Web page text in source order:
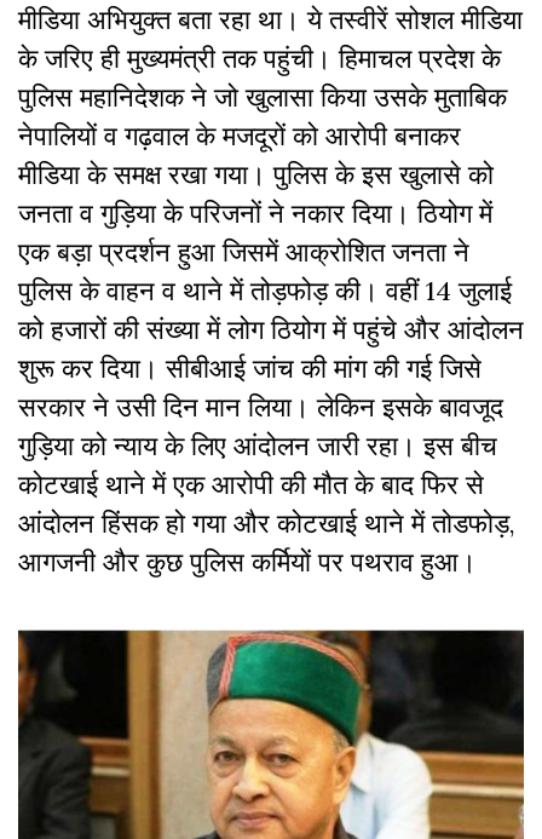
मीडिया अभियुक्त बता रहा था। ये तस्वीरें सोशल मीडिया
के जरिए ही मुख्यमंत्री तक पहुंची। हिमाचल प्रदेश के
पुलिस महानिदेशक ने जो खुलासा किया उसके मुताबिक
नेपालियों व गढ़वाल के मजदूरों को आरोपी बनाकर
मीडिया के समक्ष रखा गया। पुलिस के इस खुलासे को
जनता व गुड़िया के परिजनों ने नकार दिया। ठियोग में
एक बड़ा प्रदर्शन हुआ जिसमें आक्रोशित जनता ने
पुलिस के वाहन व थाने में तोड़फोड़ की। वहीं 14 जुलाई
को हजारों की संख्या में लोग ठियोग में पहुंचे और आंदोलन
शुरू कर दिया। सीबीआई जांच की मांग की गई जिसे
सरकार ने उसी दिन मान लिया। लेकिन इसके बावजूद
गुड़िया को न्याय के लिए आंदोलन जारी रहा। इस बीच
कोटखाई थाने में एक आरोपी की मौत के बाद फिर से
आंदोलन हिंसक हो गया और कोटखाई थाने में तोडफोड़,
आगजनी और कुछ पुलिस कर्मियों पर पथराव हुआ।